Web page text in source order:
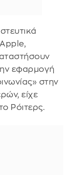
Apple,
εφαρμογή
στην
είχε
Ρόιτερς.